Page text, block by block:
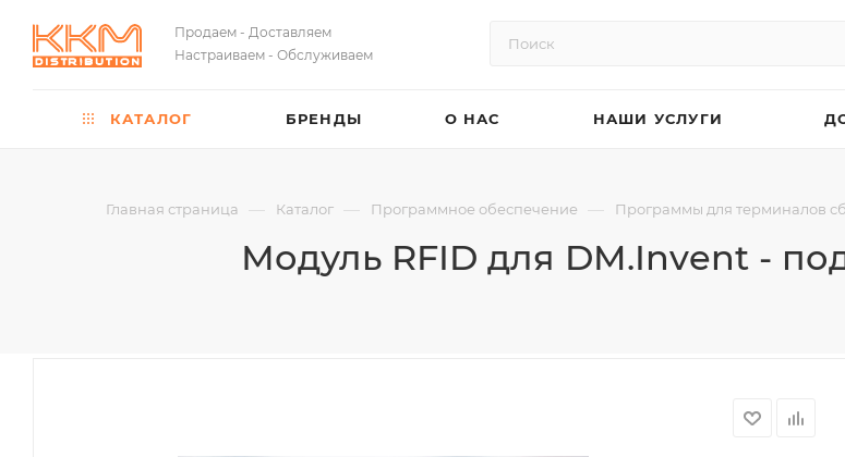
Продаем - Доставляем
Настраиваем - Обслуживаем
КАТАЛОГ БРЕНДЫ О НАС НАШИ УСЛУГИ
Главная страница — Каталог — Программное обеспечение — Программы для терминалов
Модуль RFID для DM.Invent -